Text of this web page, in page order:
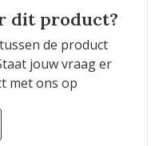
dit product?
de product
jouw vraag er
met ons op